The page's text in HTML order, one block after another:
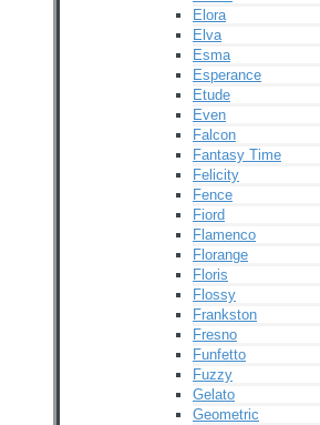
Elora
Elva
Esma
Esperance
Etude
Even
Falcon
Fantasy Time
Felicity
Fence
Fiord
Flamenco
Florange
Floris
Flossy
Frankston
Fresno
Funfetto
Fuzzy
Gelato
Geometric